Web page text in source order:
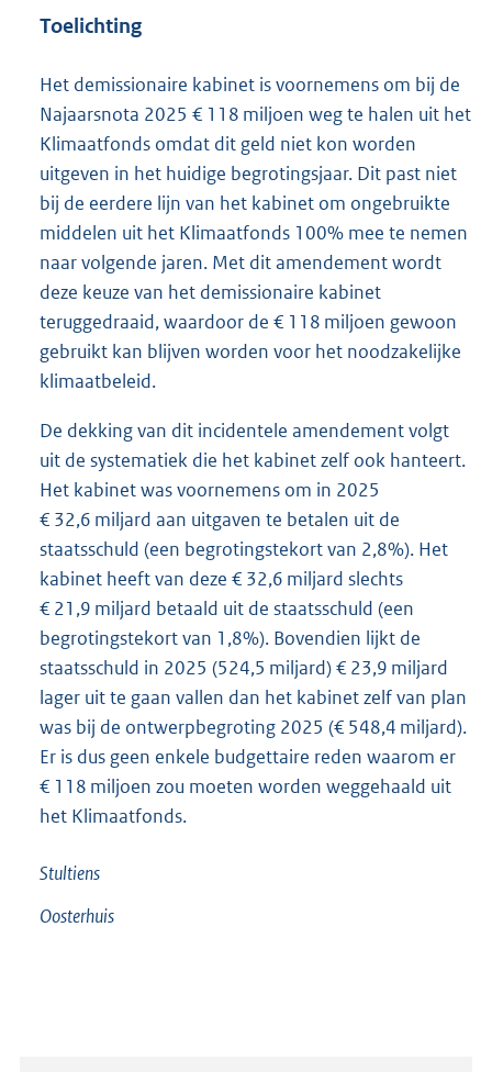
Toelichting
Het demissionaire kabinet is voornemens om bij de
Najaarsnota 2025 € 118 miljoen weg te halen uit het
Klimaatfonds omdat dit geld niet kon worden
uitgeven in het huidige begrotingsjaar. Dit past niet
bij de eerdere lijn van het kabinet om ongebruikte
middelen uit het Klimaatfonds 100% mee te nemen
naar volgende jaren. Met dit amendement wordt
deze keuze van het demissionaire kabinet
teruggedraaid, waardoor de € 118 miljoen gewoon
gebruikt kan blijven worden voor het noodzakelijke
klimaatbeleid.
De dekking van dit incidentele amendement volgt
uit de systematiek die het kabinet zelf ook hanteert.
Het kabinet was voornemens om in 2025
€ 32,6 miljard aan uitgaven te betalen uit de
staatsschuld (een begrotingstekort van 2,8%). Het
kabinet heeft van deze € 32,6 miljard slechts
€ 21,9 miljard betaald uit de staatsschuld (een
begrotingstekort van 1,8%). Bovendien lijkt de
staatsschuld in 2025 (524,5 miljard) € 23,9 miljard
lager uit te gaan vallen dan het kabinet zelf van plan
was bij de ontwerpbegroting 2025 (€ 548,4 miljard).
Er is dus geen enkele budgettaire reden waarom er
€ 118 miljoen zou moeten worden weggehaald uit
het Klimaatfonds.
Stultiens
Oosterhuis